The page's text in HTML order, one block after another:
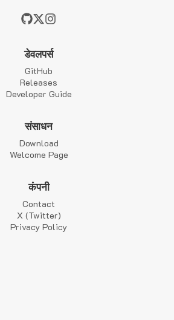
डेवलपर्स
GitHub
Releases
Developer Guide
संसाधन
Download
Welcome Page
कंपनी
Contact
X (Twitter)
Privacy Policy